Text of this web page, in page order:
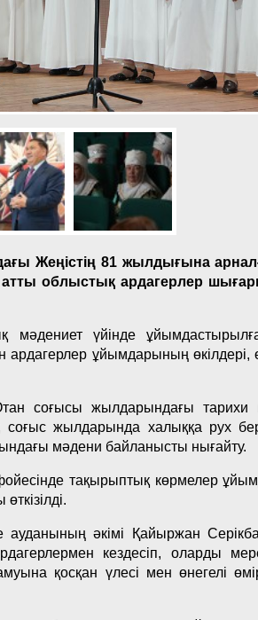
Жеңістің 81 жылдығына
облыстық ардагерлер
мәдениет үйінде
ардагерлер ұйымдарының
соғысы жылдарындағы тарихи
соғыс жылдарында халыққа рух
мәдени байланысты нығайту.
тақырыптық көрмелер
әкімі Қайыржан
кездесіп, оларды
қосқан үлесі мен өнегелі